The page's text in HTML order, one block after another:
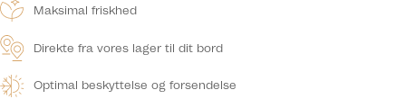
Maksimal friskhed
Direkte fra vores lager til dit bord
Optimal beskyttelse og forsendelse